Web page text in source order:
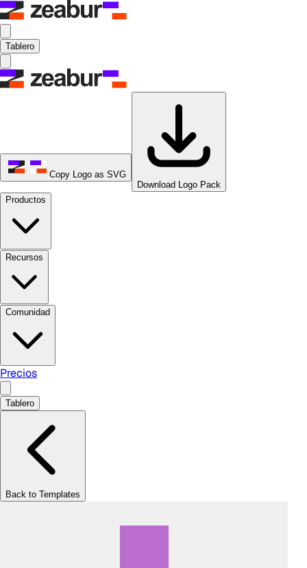
Tablero
Copy Logo as SVG
Download Logo Pack
Productos
Recursos
Comunidad
Precios
Tablero
Back to Templates